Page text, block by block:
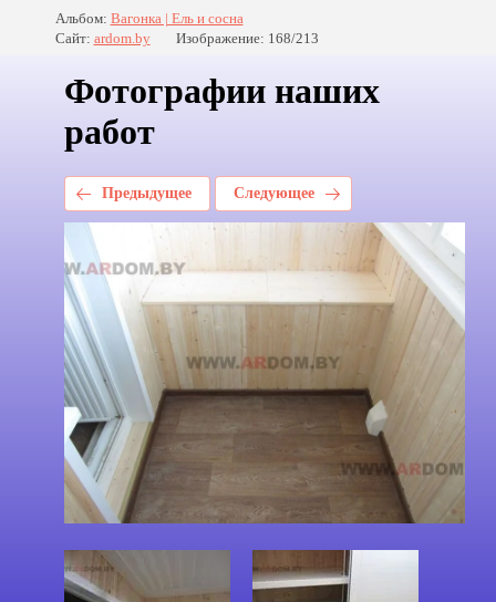
Альбом: Вагонка | Ель и сосна
Сайт: ardom.by Изображение: 168/213
Фотографии наших
работ
Предыдущее Следующее